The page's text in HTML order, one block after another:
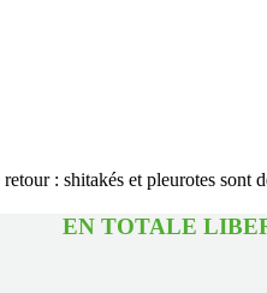
: shitakés et pleurotes sont
TOTALE